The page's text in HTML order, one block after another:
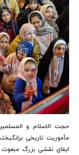
حجت الاسلام و
مأموریت تاریخی
ایفای نقشی بزرگ